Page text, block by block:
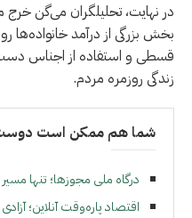
در نهایت، تحلیلگران می‌گن
بخش بزرگی از درآمد
قسطی و استفاده از اجناس
زندگی روزمره مردم.
شما هم ممکن است دوست
درگاه ملی مجوزها؛ تنها
اقتصاد پاره‌وقت آنلاین؛